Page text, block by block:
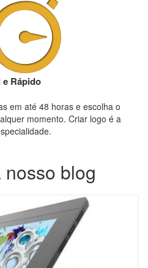
e Rápido
em até 48 horas e escolha o
momento. Criar logo é a
blog